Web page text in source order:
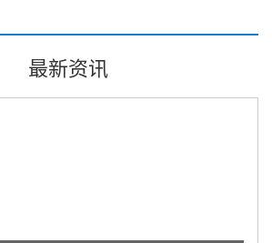
最新资讯